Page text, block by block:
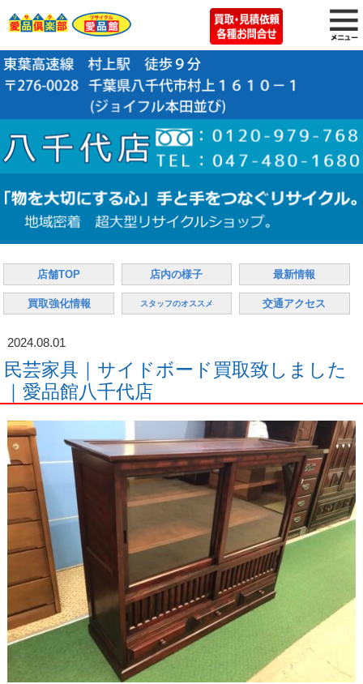
店舗TOP 店内の様子 最新情報
買取強化情報 スタッフのオススメ 交通アクセス
2024.08.01
民芸家具｜サイドボード買取致しました
｜愛品館八千代店